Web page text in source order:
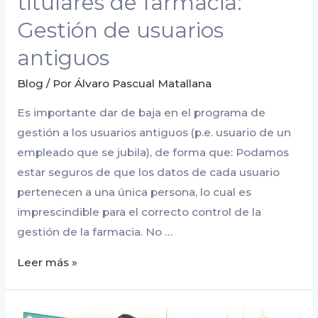
Gestión de usuarios
antiguos
Blog / Por Álvaro Pascual Matallana
Es importante dar de baja en el programa de
gestión a los usuarios antiguos (p.e. usuario de un
empleado que se jubila), de forma que: Podamos
estar seguros de que los datos de cada usuario
pertenecen a una única persona, lo cual es
imprescindible para el correcto control de la
gestión de la farmacia. No …
Leer más »